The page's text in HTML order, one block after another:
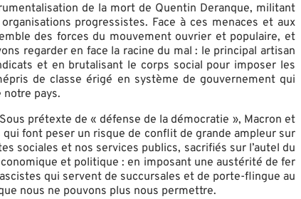
de la mort de Quentin Deranque, militant
progressistes. Face à ces menaces et aux
des forces du mouvement ouvrier et populaire, et
regarder en face la racine du mal : le principal artisan
et en brutalisant le corps social pour imposer les
de classe érigé en système de gouvernement qui
pays.
prétexte de « défense de la démocratie », Macron et
font peser un risque de conflit de grande ampleur sur
sociales et nos services publics, sacrifiés sur l’autel du
et politique : en imposant une austérité de fer
qui servent de succursales et de porte-flingue au
nous ne pouvons plus nous permettre.